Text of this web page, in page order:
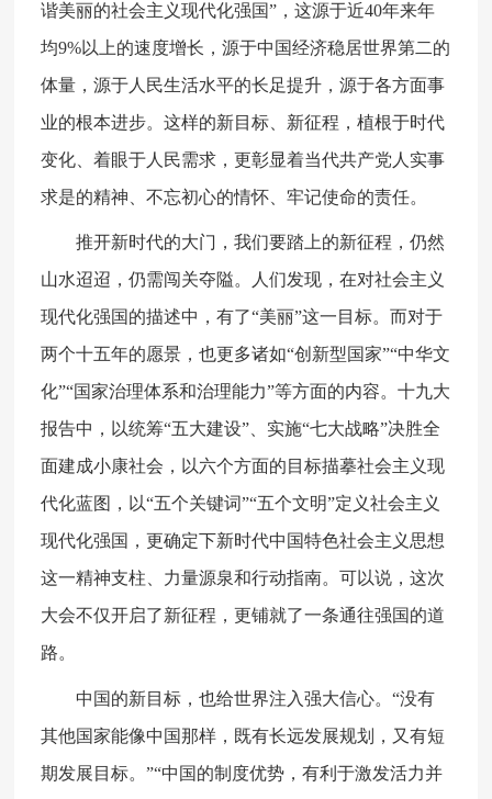
谐美丽的社会主义现代化强国”，这源于近40年来年
均9%以上的速度增长，源于中国经济稳居世界第二的
体量，源于人民生活水平的长足提升，源于各方面事
业的根本进步。这样的新目标、新征程，植根于时代
变化、着眼于人民需求，更彰显着当代共产党人实事
求是的精神、不忘初心的情怀、牢记使命的责任。
推开新时代的大门，我们要踏上的新征程，仍然
山水迢迢，仍需闯关夺隘。人们发现，在对社会主义
现代化强国的描述中，有了“美丽”这一目标。而对于
两个十五年的愿景，也更多诸如“创新型国家”“中华文
化”“国家治理体系和治理能力”等方面的内容。十九大
报告中，以统筹“五大建设”、实施“七大战略”决胜全
面建成小康社会，以六个方面的目标描摹社会主义现
代化蓝图，以“五个关键词”“五个文明”定义社会主义
现代化强国，更确定下新时代中国特色社会主义思想
这一精神支柱、力量源泉和行动指南。可以说，这次
大会不仅开启了新征程，更铺就了一条通往强国的道
路。
中国的新目标，也给世界注入强大信心。“没有
其他国家能像中国那样，既有长远发展规划，又有短
期发展目标。”“中国的制度优势，有利于激发活力并